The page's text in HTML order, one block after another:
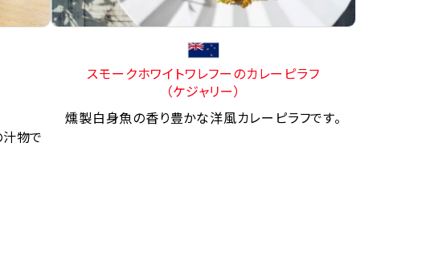
物で
スモークホワイトワレフーのカレーピラフ
（ケジャリー）
燻製白身魚の香り豊かな洋風カレーピラフです。